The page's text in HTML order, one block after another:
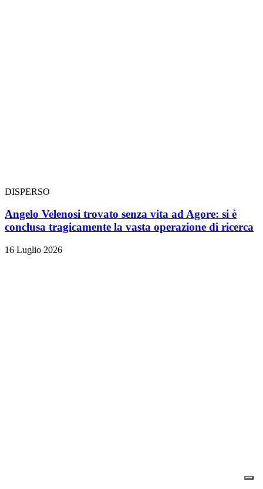
DISPERSO
Angelo Velenosi trovato senza vita ad Agore: si è
conclusa tragicamente la vasta operazione di ricerca
16 Luglio 2026